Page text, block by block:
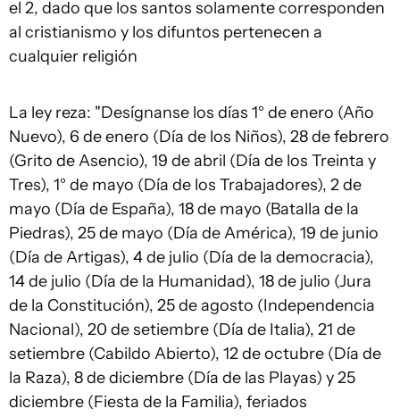
el 2, dado que los santos solamente corresponden
al cristianismo y los difuntos pertenecen a
cualquier religión
La ley reza: "Desígnanse los días 1° de enero (Año
Nuevo), 6 de enero (Día de los Niños), 28 de febrero
(Grito de Asencio), 19 de abril (Día de los Treinta y
Tres), 1° de mayo (Día de los Trabajadores), 2 de
mayo (Día de España), 18 de mayo (Batalla de la
Piedras), 25 de mayo (Día de América), 19 de junio
(Día de Artigas), 4 de julio (Día de la democracia),
14 de julio (Día de la Humanidad), 18 de julio (Jura
de la Constitución), 25 de agosto (Independencia
Nacional), 20 de setiembre (Día de Italia), 21 de
setiembre (Cabildo Abierto), 12 de octubre (Día de
la Raza), 8 de diciembre (Día de las Playas) y 25
diciembre (Fiesta de la Familia), feriados